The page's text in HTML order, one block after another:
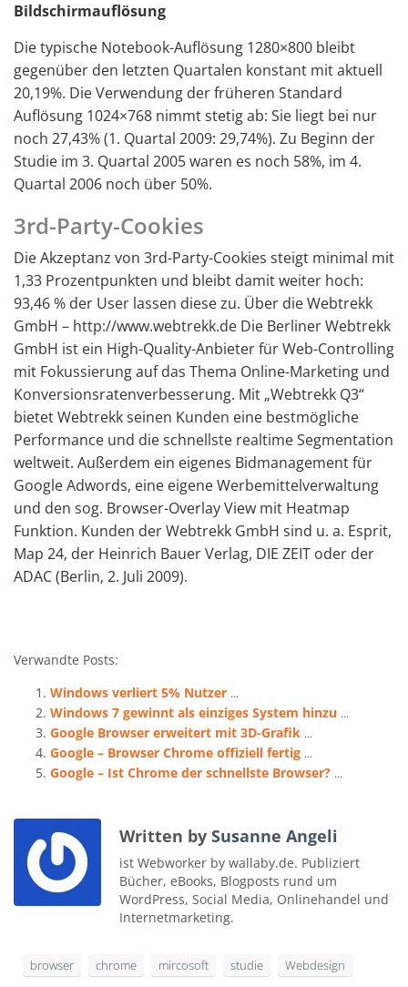
Bildschirmauflösung
Die typische Notebook-Auflösung 1280×800 bleibt
gegenüber den letzten Quartalen konstant mit aktuell
20,19%. Die Verwendung der früheren Standard
Auflösung 1024×768 nimmt stetig ab: Sie liegt bei nur
noch 27,43% (1. Quartal 2009: 29,74%). Zu Beginn der
Studie im 3. Quartal 2005 waren es noch 58%, im 4.
Quartal 2006 noch über 50%.
3rd-Party-Cookies
Die Akzeptanz von 3rd-Party-Cookies steigt minimal mit
1,33 Prozentpunkten und bleibt damit weiter hoch:
93,46 % der User lassen diese zu. Über die Webtrekk
GmbH – http://www.webtrekk.de Die Berliner Webtrekk
GmbH ist ein High-Quality-Anbieter für Web-Controlling
mit Fokussierung auf das Thema Online-Marketing und
Konversionsratenverbesserung. Mit „Webtrekk Q3“
bietet Webtrekk seinen Kunden eine bestmögliche
Performance und die schnellste realtime Segmentation
weltweit. Außerdem ein eigenes Bidmanagement für
Google Adwords, eine eigene Werbemittelverwaltung
und den sog. Browser-Overlay View mit Heatmap
Funktion. Kunden der Webtrekk GmbH sind u. a. Esprit,
Map 24, der Heinrich Bauer Verlag, DIE ZEIT oder der
ADAC (Berlin, 2. Juli 2009).
Verwandte Posts:
Windows verliert 5% Nutzer ...
Windows 7 gewinnt als einziges System hinzu ...
Google Browser erweitert mit 3D-Grafik ...
Google – Browser Chrome offiziell fertig ...
Google – Ist Chrome der schnellste Browser? ...
Written by Susanne Angeli
ist Webworker by wallaby.de. Publiziert
Bücher, eBooks, Blogposts rund um
WordPress, Social Media, Onlinehandel und
Internetmarketing.
browser chrome mircosoft studie Webdesign